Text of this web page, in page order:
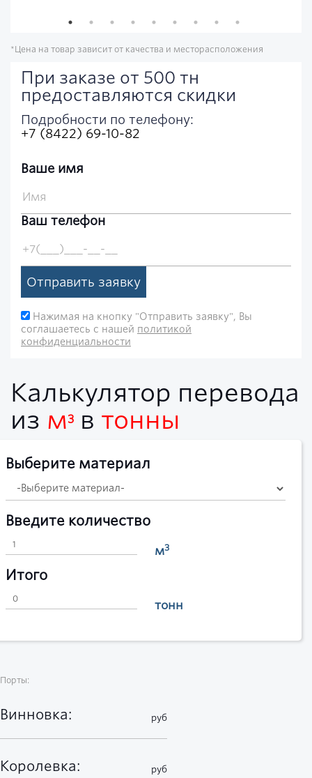
*Цена на товар зависит от качества и месторасположения
При заказе от 500 тн
предоставляются скидки
Подробности по телефону:
+7 (8422) 69-10-82
Ваше имя
Ваш телефон
Отправить заявку
Нажимая на кнопку "Отправить заявку", Вы
соглашаетесь с нашей политикой
конфиденциальности
Калькулятор перевода
из м3 в тонны
Выберите материал
Введите количество
м3
Итого
тонн
Порты:
Винновка: руб
Королевка: руб